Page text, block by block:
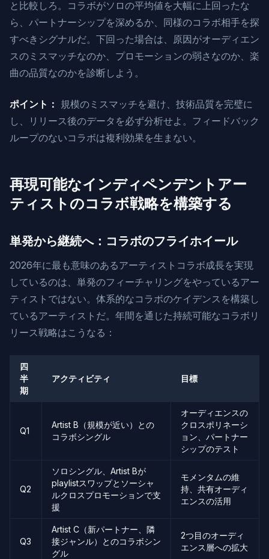
と比較しろ。コラボがソロの平均値を大幅に上回ったな
ら、パートナーシップを深めるか、同様のコラボ相手を探
すべきシグナルだ。下回った場合は、原因がオーディエン
スのミスマッチなのか、プロモーションの弱さなのか、楽
曲の品質なのかを診断しよう。
ポイント： 規模のミスマッチを避け、技術品質を完璧に
し、リリース後のデータを必ず分析せよ。フィードバック
ループのないコラボは複利効果を生まない。
再現可能なインディペンデントアー
ティストのコラボ戦略を構築する
単発から継続へ：コラボのフライホイール
2026年に最も意味のあるアーティストコラボ成長を実現
しているのは、単発のフィーチャリングをやっているアー
ティストではない。体系的なコラボのケイデンスを構築し
ているアーティストだ。年間を通じた持続可能なコラボリ
リース戦略はこうなる：
四
半
期
アクティビティ 目標
Q1
Artist B（規模が近い）との
コラボシングル
オーディエンスの
クロスポリネーシ
ョン、パートナー
シップのテスト
Q2
ソロシングル、Artist Bが
playlistスワップとソーシャ
ルクロスプロモーションで支
援
モメンタムの維
持、共有オーディ
エンスの活用
Q3
Artist C（新パートナー、隣
接ジャンル）とのコラボシン
グル
2つ目のオーディ
エンス層への拡大